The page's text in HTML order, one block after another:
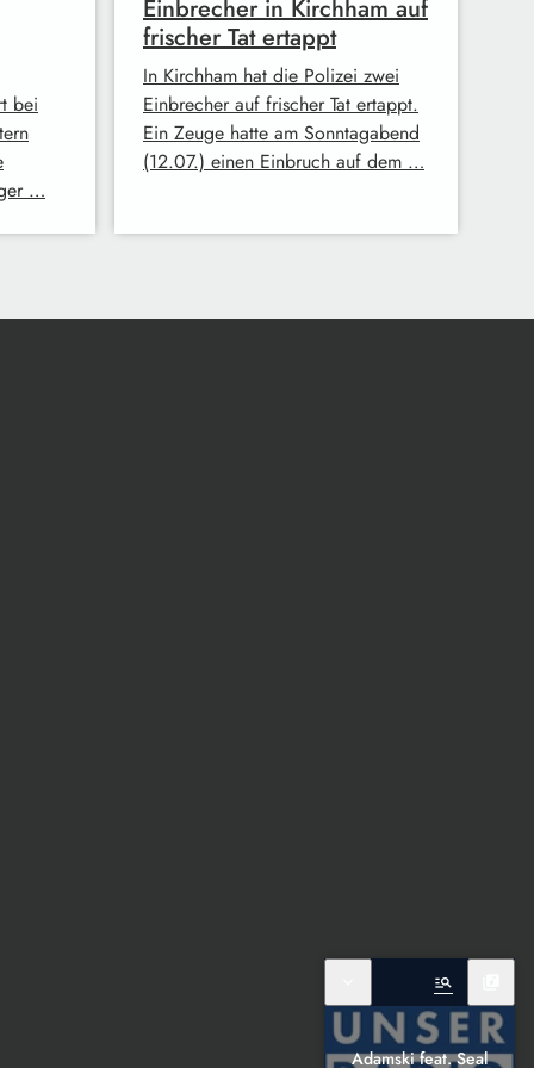
bei
…
Einbrecher in Kirchham auf
frischer Tat ertappt
In Kirchham hat die Polizei zwei
Einbrecher auf frischer Tat ertappt.
Ein Zeuge hatte am Sonntagabend
(12.07.) einen Einbruch auf dem …
manage_search
Adamski feat. Seal